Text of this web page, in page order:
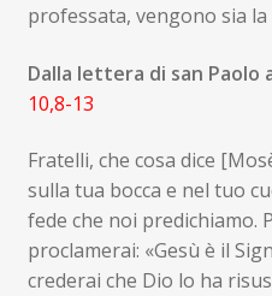
professata, vengono sia la
Dalla lettera di san Paolo
10,8-13
Fratelli, che cosa dice
sulla tua bocca e nel tuo
fede che noi predichiamo.
proclamerai: «Gesù è il
crederai che Dio lo ha